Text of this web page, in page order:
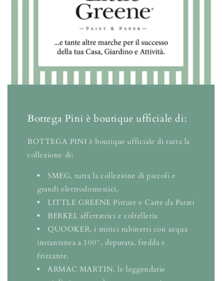
Bottega Pini è boutique ufficiale di:
BOTTEGA PINI è boutique ufficiale di tutta la
collezione di:
SMEG, tutta la collezione di piccoli e
grandi elettrodomestici.
LITTLE GREENE Pitture e Carte da Parati
BERKEL affettatrici e coltelleria
QUOOKER, i mitici rubinetti con acqua
instantanea a 100°, depurata, fredda e
frizzante.
ARMAC MARTIN, le leggendarie